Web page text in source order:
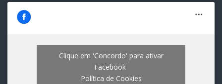
Clique em 'Concordo' para ativar
Facebook
Política de Cookies